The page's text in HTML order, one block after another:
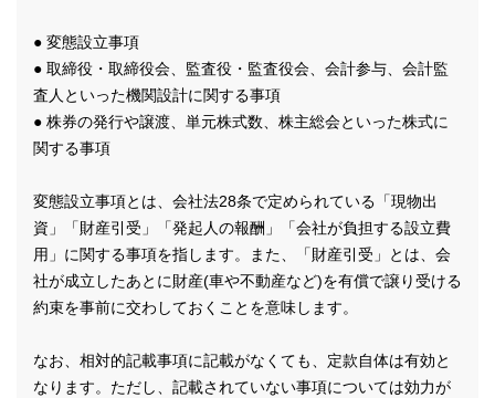
● 変態設立事項
● 取締役・取締役会、監査役・監査役会、会計参与、会計監
査人といった機関設計に関する事項
● 株券の発行や譲渡、単元株式数、株主総会といった株式に
関する事項
変態設立事項とは、会社法28条で定められている「現物出
資」「財産引受」「発起人の報酬」「会社が負担する設立費
用」に関する事項を指します。また、「財産引受」とは、会
社が成立したあとに財産(車や不動産など)を有償で譲り受ける
約束を事前に交わしておくことを意味します。
なお、相対的記載事項に記載がなくても、定款自体は有効と
なります。ただし、記載されていない事項については効力が